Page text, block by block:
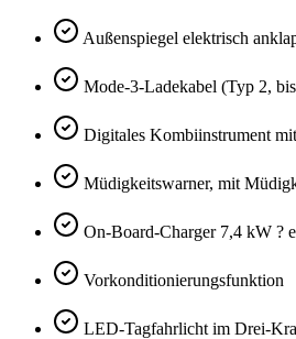
Außenspiegel elektrisch
Mode-3-Ladekabel (Typ 2,
Digitales Kombiinstrument
Müdigkeitswarner, mit
On-Board-Charger 7,4 kW ?
Vorkonditionierungsfunktion
LED-Tagfahrlicht im Drei-